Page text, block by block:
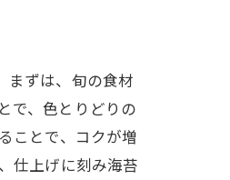
まずは、旬の食材
で、色とりどりの
ことで、コクが増
仕上げに刻み海苔